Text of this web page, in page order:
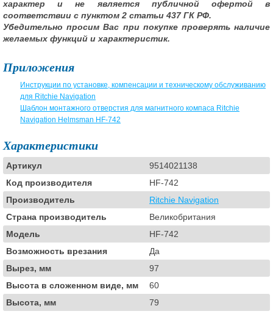
характер и не является публичной офертой в
соответствии с пунктом 2 статьи 437 ГК РФ.
Убедительно просим Вас при покупке проверять наличие
желаемых функций и характеристик.
Приложения
Инструкции по установке, компенсации и техническому обслуживанию
для Ritchie Navigation
Шаблон монтажного отверстия для магнитного компаса Ritchie
Navigation Helmsman HF-742
Характеристики
Артикул
9514021138
Код производителя
HF-742
Производитель
Ritchie Navigation
Страна производитель
Великобритания
Модель
HF-742
Возможность врезания
Да
Вырез, мм
97
Высота в сложенном виде, мм
60
Высота, мм
79